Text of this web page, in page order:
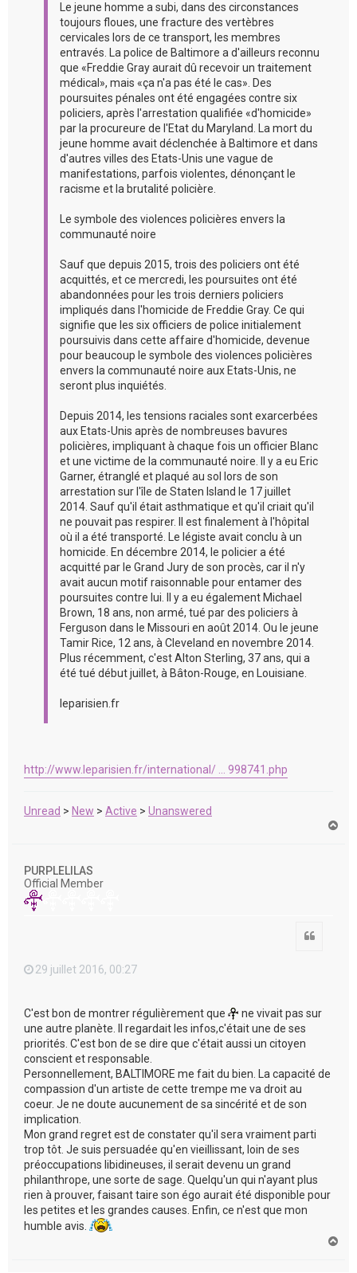
Le jeune homme a subi, dans des circonstances
toujours floues, une fracture des vertèbres
cervicales lors de ce transport, les membres
entravés. La police de Baltimore a d'ailleurs reconnu
que «Freddie Gray aurait dû recevoir un traitement
médical», mais «ça n'a pas été le cas». Des
poursuites pénales ont été engagées contre six
policiers, après l'arrestation qualifiée «d'homicide»
par la procureure de l'Etat du Maryland. La mort du
jeune homme avait déclenchée à Baltimore et dans
d'autres villes des Etats-Unis une vague de
manifestations, parfois violentes, dénonçant le
racisme et la brutalité policière.
Le symbole des violences policières envers la
communauté noire
Sauf que depuis 2015, trois des policiers ont été
acquittés, et ce mercredi, les poursuites ont été
abandonnées pour les trois derniers policiers
impliqués dans l'homicide de Freddie Gray. Ce qui
signifie que les six officiers de police initialement
poursuivis dans cette affaire d'homicide, devenue
pour beaucoup le symbole des violences policières
envers la communauté noire aux Etats-Unis, ne
seront plus inquiétés.
Depuis 2014, les tensions raciales sont exarcerbées
aux Etats-Unis après de nombreuses bavures
policières, impliquant à chaque fois un officier Blanc
et une victime de la communauté noire. Il y a eu Eric
Garner, étranglé et plaqué au sol lors de son
arrestation sur l'île de Staten Island le 17 juillet
2014. Sauf qu'il était asthmatique et qu'il criait qu'il
ne pouvait pas respirer. Il est finalement à l'hôpital
où il a été transporté. Le légiste avait conclu à un
homicide. En décembre 2014, le policier a été
acquitté par le Grand Jury de son procès, car il n'y
avait aucun motif raisonnable pour entamer des
poursuites contre lui. Il y a eu également Michael
Brown, 18 ans, non armé, tué par des policiers à
Ferguson dans le Missouri en août 2014. Ou le jeune
Tamir Rice, 12 ans, à Cleveland en novembre 2014.
Plus récemment, c'est Alton Sterling, 37 ans, qui a
été tué début juillet, à Bâton-Rouge, en Louisiane.
leparisien.fr
http://www.leparisien.fr/international/ ... 998741.php
Unread > New > Active > Unanswered
PURPLELILAS
Official Member
29 juillet 2016, 00:27
C'est bon de montrer régulièrement que
ne vivait pas sur
une autre planète. Il regardait les infos,c'était une de ses
priorités. C'est bon de se dire que c'était aussi un citoyen
conscient et responsable.
Personnellement, BALTIMORE me fait du bien. La capacité de
compassion d'un artiste de cette trempe me va droit au
coeur. Je ne doute aucunement de sa sincérité et de son
implication.
Mon grand regret est de constater qu'il sera vraiment parti
trop tôt. Je suis persuadée qu'en vieillissant, loin de ses
préoccupations libidineuses, il serait devenu un grand
philanthrope, une sorte de sage. Quelqu'un qui n'ayant plus
rien à prouver, faisant taire son égo aurait été disponible pour
les petites et les grandes causes. Enfin, ce n'est que mon
humble avis.